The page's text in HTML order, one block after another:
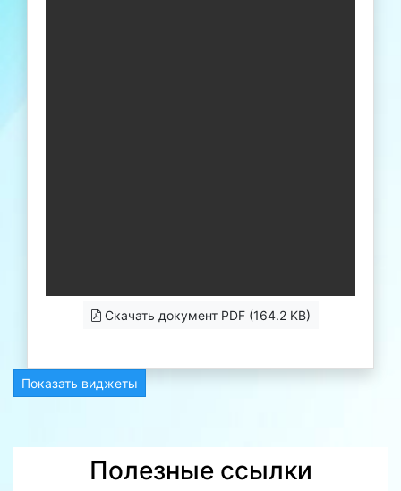
Скачать документ PDF (164.2 KB)
Показать виджеты
Полезные ссылки